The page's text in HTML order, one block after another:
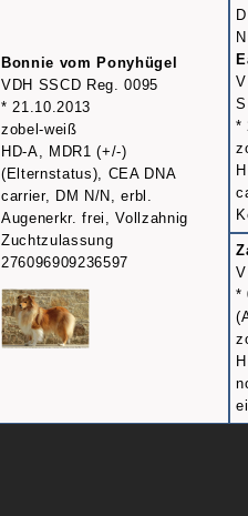
Bonnie vom Ponyhügel
VDH SSCD Reg. 0095
* 21.10.2013
zobel-weiß
HD-A, MDR1 (+/-)
(Elternstatus), CEA DNA
carrier, DM N/N, erbl.
Augenerkr. frei, Vollzahnig
Zuchtzulassung
276096909236597
*
*